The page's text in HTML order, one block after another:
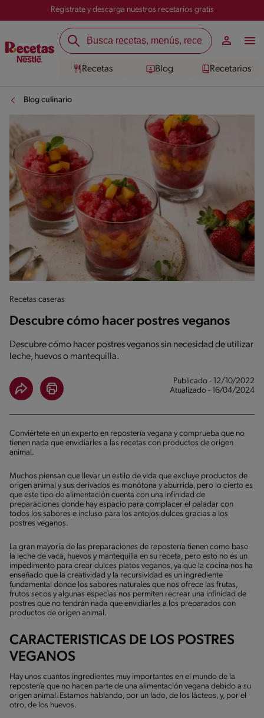
Registrate y descarga nuestros recetarios gratis
Recetas Blog Recetarios
Blog culinario
Recetas caseras
Descubre cómo hacer postres veganos
Descubre cómo hacer postres veganos sin necesidad de utilizar
leche, huevos o mantequilla.
Publicado - 12/10/2022
Atualizado - 16/04/2024
Conviértete en un experto en repostería vegana y comprueba que no
tienen nada que envidiarles a las recetas con productos de origen
animal.
Muchos piensan que llevar un estilo de vida que excluye productos de
origen animal y sus derivados es monótona y aburrida, pero lo cierto es
que este tipo de alimentación cuenta con una infinidad de
preparaciones donde hay espacio para complacer el paladar con
todos los sabores e incluso para los antojos dulces gracias a los
postres veganos.
La gran mayoría de las preparaciones de repostería tienen como base
la leche de vaca, huevos y mantequilla en su receta, pero esto no es un
impedimento para crear dulces platos veganos, ya que la cocina nos ha
enseñado que la creatividad y la recursividad es un ingrediente
fundamental donde los sabores naturales que nos ofrece las frutas,
frutos secos y algunas especias nos permiten recrear una infinidad de
postres que no tendrán nada que envidiarles a los preparados con
productos de origen animal.
CARACTERISTICAS DE LOS POSTRES
VEGANOS
Hay unos cuantos ingredientes muy importantes en el mundo de la
repostería que no hacen parte de una alimentación vegana debido a su
origen animal. Estamos hablando, por un lado, de los lácteos, y, por el
otro, de los huevos.